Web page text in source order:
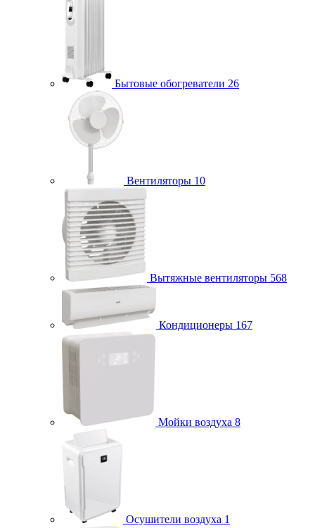
Бытовые обогреватели 26
Вентиляторы 10
Вытяжные вентиляторы 568
Кондиционеры 167
Мойки воздуха 8
Осушители воздуха 1